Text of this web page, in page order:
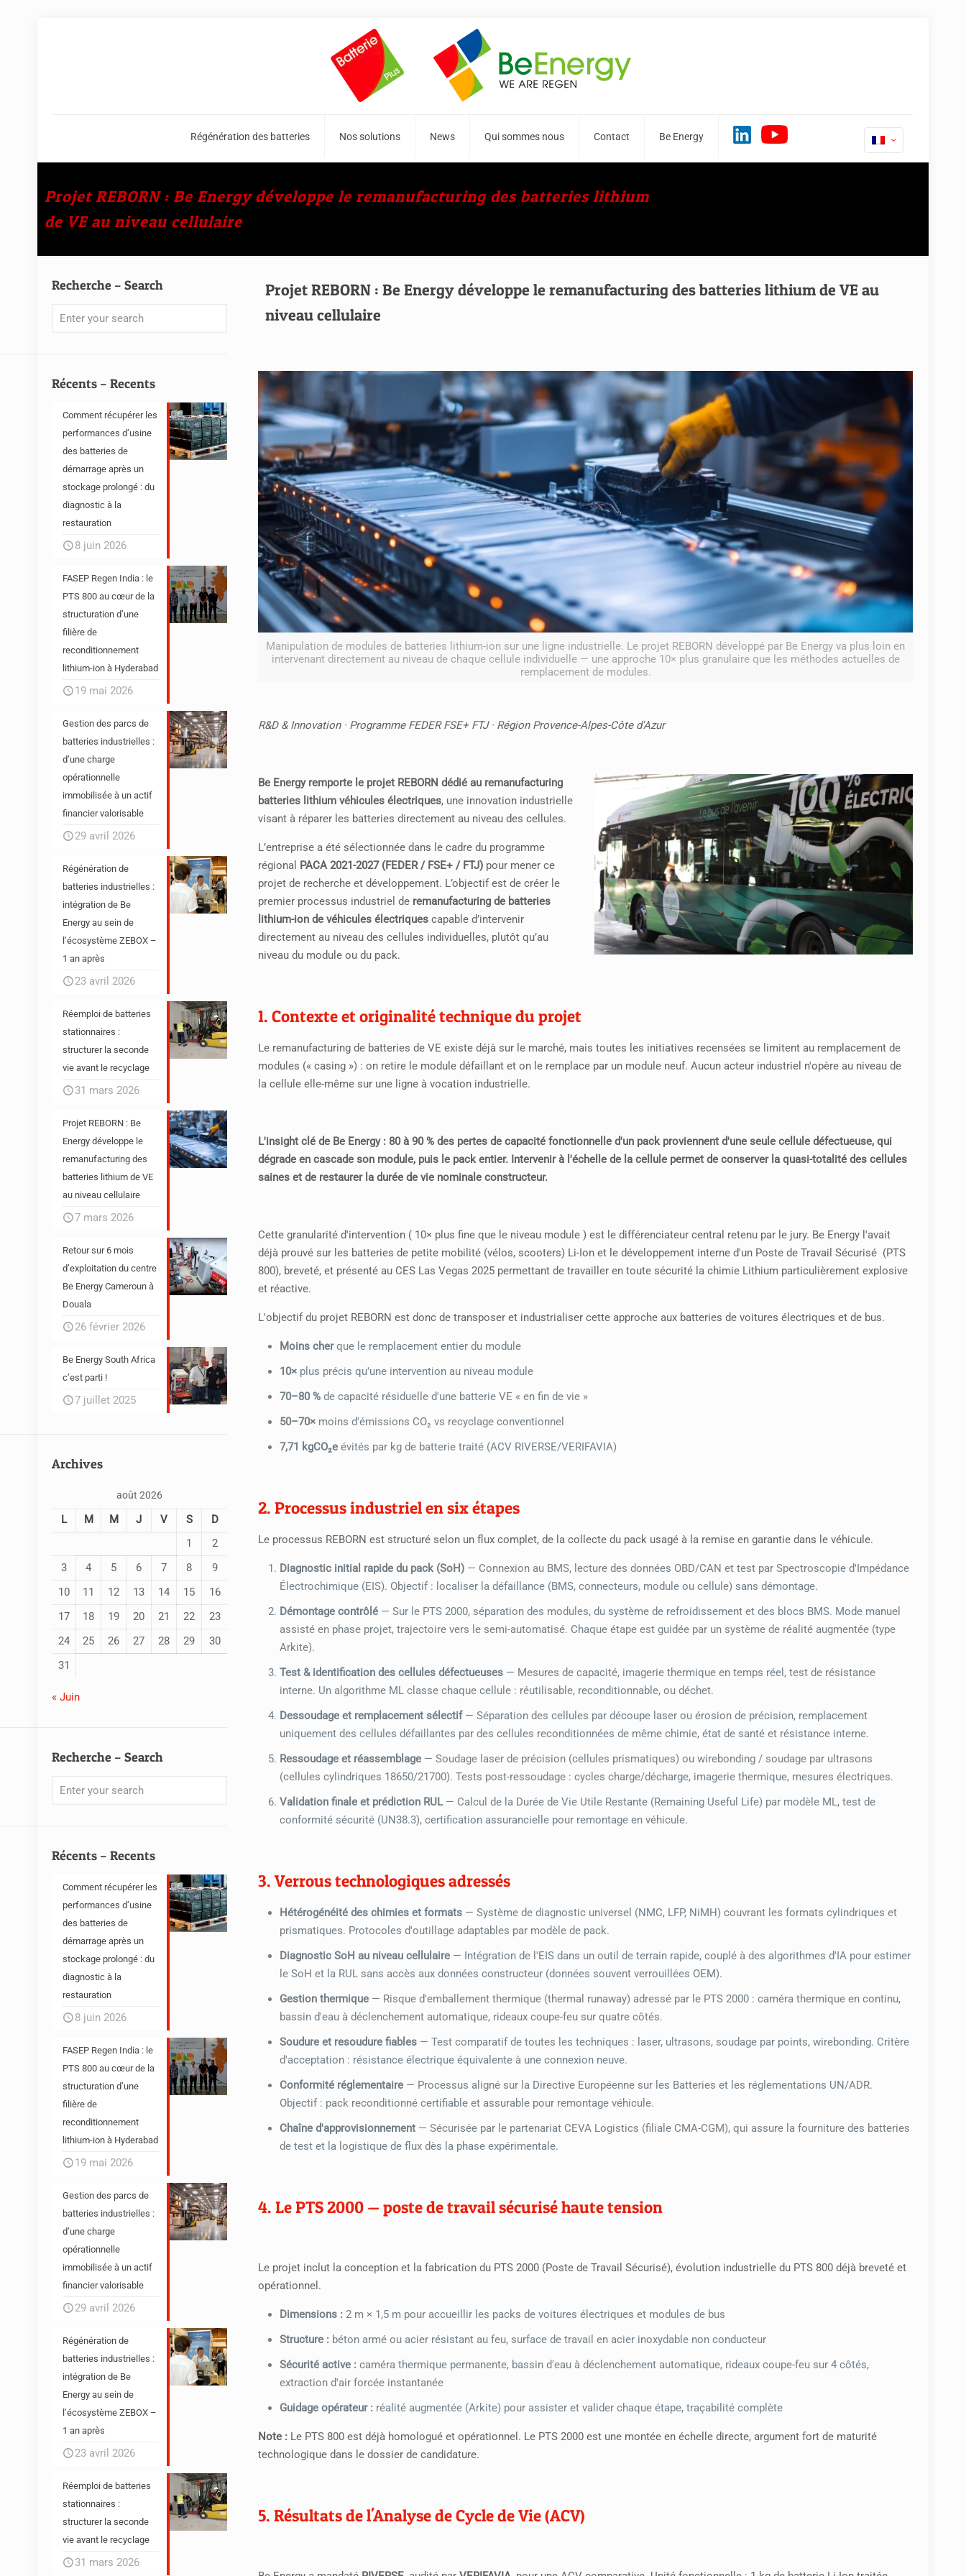
Régénération des batteries Nos solutions News Qui sommes nous Contact Be Energy
Projet REBORN : Be Energy développe le remanufacturing des batteries lithium
de VE au niveau cellulaire
Projet REBORN : Be Energy développe le remanufacturing des batteries lithium de VE au
niveau cellulaire
Manipulation de modules de batteries lithium-ion sur une ligne industrielle. Le projet REBORN développé par Be Energy va plus loin en
intervenant directement au niveau de chaque cellule individuelle — une approche 10× plus granulaire que les méthodes actuelles de
remplacement de modules.
R&D & Innovation · Programme FEDER FSE+ FTJ · Région Provence-Alpes-Côte d'Azur
Be Energy remporte le projet REBORN dédié au remanufacturing
batteries lithium véhicules électriques, une innovation industrielle
visant à réparer les batteries directement au niveau des cellules.
L’entreprise a été sélectionnée dans le cadre du programme
régional
PACA 2021-2027 (FEDER / FSE+ / FTJ) pour mener ce
projet de recherche et développement. L’objectif est de créer le
premier processus industriel de remanufacturing de batteries
lithium-ion de véhicules électriques capable d’intervenir
directement au niveau des cellules individuelles, plutôt qu’au
niveau du module ou du pack.
1. Contexte et originalité technique du projet
Le remanufacturing de batteries de VE existe déjà sur le marché, mais toutes les initiatives recensées se limitent au remplacement de
modules (« casing ») : on retire le module défaillant et on le remplace par un module neuf. Aucun acteur industriel n'opère au niveau de
la cellule elle-même sur une ligne à vocation industrielle.
L'insight clé de Be Energy : 80 à 90 % des pertes de capacité fonctionnelle d'un pack proviennent d'une seule cellule défectueuse, qui
dégrade en cascade son module, puis le pack entier. Intervenir à l'échelle de la cellule permet de conserver la quasi-totalité des cellules
saines et de restaurer la durée de vie nominale constructeur.
Cette granularité d'intervention ( 10× plus fine que le niveau module ) est le différenciateur central retenu par le jury. Be Energy l'avait
déjà prouvé sur les batteries de petite mobilité (vélos, scooters) Li-Ion et le développement interne d'un Poste de Travail Sécurisé (PTS
800), breveté, et présenté au CES Las Vegas 2025 permettant de travailler en toute sécurité la chimie Lithium particulièrement explosive
et réactive.
L'objectif du projet REBORN est donc de transposer et industrialiser cette approche aux batteries de voitures électriques et de bus.
Moins cherque le remplacement entier du module
10× plus précis qu'une intervention au niveau module
70–80 % de capacité résiduelle d'une batterie VE « en fin de vie »
50–70× moins d'émissions CO₂ vs recyclage conventionnel
7,71 kgCO₂e évités par kg de batterie traité (ACV RIVERSE/VERIFAVIA)
2. Processus industriel en six étapes
Le processus REBORN est structuré selon un flux complet, de la collecte du pack usagé à la remise en garantie dans le véhicule.
Diagnostic initial rapide du pack (SoH) — Connexion au BMS, lecture des données OBD/CAN et test par Spectroscopie d'Impédance
Électrochimique (EIS). Objectif : localiser la défaillance (BMS, connecteurs, module ou cellule) sans démontage.
Démontage contrôlé — Sur le PTS 2000, séparation des modules, du système de refroidissement et des blocs BMS. Mode manuel
assisté en phase projet, trajectoire vers le semi-automatisé. Chaque étape est guidée par un système de réalité augmentée (type
Arkite).
Test & identification des cellules défectueuses — Mesures de capacité, imagerie thermique en temps réel, test de résistance
interne. Un algorithme ML classe chaque cellule : réutilisable, reconditionnable, ou déchet.
Dessoudage et remplacement sélectif— Séparation des cellules par découpe laser ou érosion de précision, remplacement
uniquement des cellules défaillantes par des cellules reconditionnées de même chimie, état de santé et résistance interne.
Ressoudage et réassemblage — Soudage laser de précision (cellules prismatiques) ou wirebonding / soudage par ultrasons
(cellules cylindriques 18650/21700). Tests post-ressoudage : cycles charge/décharge, imagerie thermique, mesures électriques.
Validation finale et prédiction RUL— Calcul de la Durée de Vie Utile Restante (Remaining Useful Life) par modèle ML, test de
conformité sécurité (UN38.3), certification assurancielle pour remontage en véhicule.
3. Verrous technologiques adressés
Hétérogénéité des chimies et formats — Système de diagnostic universel (NMC, LFP, NiMH) couvrant les formats cylindriques et
prismatiques. Protocoles d'outillage adaptables par modèle de pack.
Diagnostic SoH au niveau cellulaire — Intégration de l'EIS dans un outil de terrain rapide, couplé à des algorithmes d'IA pour estimer
le SoH et la RUL sans accès aux données constructeur (données souvent verrouillées OEM).
Gestion thermique — Risque d'emballement thermique (thermal runaway) adressé par le PTS 2000 : caméra thermique en continu,
bassin d'eau à déclenchement automatique, rideaux coupe-feu sur quatre côtés.
Soudure et resoudure fiables — Test comparatif de toutes les techniques : laser, ultrasons, soudage par points, wirebonding. Critère
d'acceptation : résistance électrique équivalente à une connexion neuve.
Conformité réglementaire — Processus aligné sur la Directive Européenne sur les Batteries et les réglementations UN/ADR.
Objectif : pack reconditionné certifiable et assurable pour remontage véhicule.
Chaîne d'approvisionnement — Sécurisée par le partenariat CEVA Logistics (filiale CMA-CGM), qui assure la fourniture des batteries
de test et la logistique de flux dès la phase expérimentale.
4. Le PTS 2000 — poste de travail sécurisé haute tension
Le projet inclut la conception et la fabrication du PTS 2000 (Poste de Travail Sécurisé), évolution industrielle du PTS 800 déjà breveté et
opérationnel.
Dimensions : 2 m × 1,5 m pour accueillir les packs de voitures électriques et modules de bus
Structure : béton armé ou acier résistant au feu, surface de travail en acier inoxydable non conducteur
Sécurité active : caméra thermique permanente, bassin d'eau à déclenchement automatique, rideaux coupe-feu sur 4 côtés,
extraction d'air forcée instantanée
Guidage opérateur : réalité augmentée (Arkite) pour assister et valider chaque étape, traçabilité complète
Note : Le PTS 800 est déjà homologué et opérationnel. Le PTS 2000 est une montée en échelle directe, argument fort de maturité
technologique dans le dossier de candidature.
5. Résultats de l'Analyse de Cycle de Vie (ACV)
Recherche – Search
Récents – Recents
Comment récupérer les
performances d’usine
des batteries de
démarrage après un
stockage prolongé : du
diagnostic à la
restauration
8 juin 2026
FASEP Regen India : le
PTS 800 au cœur de la
structuration d’une
filière de
reconditionnement
lithium-ion à Hyderabad
19 mai 2026
Gestion des parcs de
batteries industrielles :
d’une charge
opérationnelle
immobilisée à un actif
financier valorisable
29 avril 2026
Régénération de
batteries industrielles :
intégration de Be
Energy au sein de
l’écosystème ZEBOX –
1 an après
23 avril 2026
Réemploi de batteries
stationnaires :
structurer la seconde
vie avant le recyclage
31 mars 2026
Projet REBORN : Be
Energy développe le
remanufacturing des
batteries lithium de VE
au niveau cellulaire
7 mars 2026
Retour sur 6 mois
d’exploitation du centre
Be Energy Cameroun à
Douala
26 février 2026
Be Energy South Africa
c’est parti !
7 juillet 2025
Archives
août 2026
L M M J V S
D
1
2
3
4 5 6 7 8
9
10
11 12 13 14 15
16
17
18 19 20 21 22
23
24
25 26 27 28 29
30
31
« Juin
Recherche – Search
Récents – Recents
Comment récupérer les
performances d’usine
des batteries de
démarrage après un
stockage prolongé : du
diagnostic à la
restauration
8 juin 2026
FASEP Regen India : le
PTS 800 au cœur de la
structuration d’une
filière de
reconditionnement
lithium-ion à Hyderabad
19 mai 2026
Gestion des parcs de
batteries industrielles :
d’une charge
opérationnelle
immobilisée à un actif
financier valorisable
29 avril 2026
Régénération de
batteries industrielles :
intégration de Be
Energy au sein de
l’écosystème ZEBOX –
1 an après
23 avril 2026
Réemploi de batteries
stationnaires :
structurer la seconde
vie avant le recyclage
31 mars 2026